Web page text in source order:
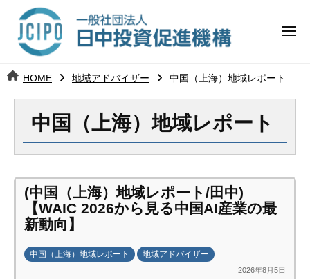
ツ 日
中
促
進
機
j
メ
HOME 地域アドバイザー 中国（上海）地域レポート
中国（上海）地域レポート
(中国（上海）地域レポート/田中)
【WAIC 2026から見る中国AI産業の最
新動向】
中国（上海）地域レポート 地域アドバイザー
2026年8月5日
日
中
資
構